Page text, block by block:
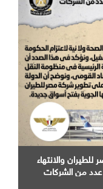
والانتهاء
عدد من الشركات